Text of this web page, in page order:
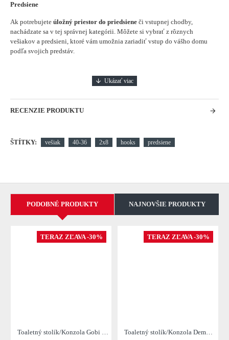
Predsiene
Ak potrebujete úložný priestor do priedsiene či vstupnej chodby,
nachádzate sa v tej správnej kategórii. Môžete si vybrať z rôznych
vešiakov a predsieni, ktoré vám umožnia zariadiť vstup do vášho domu
podľa svojich predstáv.
RECENZIE PRODUKTU
ŠTÍTKY: vešiak 40-36 2x8 hooks predsiene
PODOBNÉ PRODUKTY NAJNOVŠIE PRODUKTY
TERAZ ZĽAVA -30%
Toaletný stolík/Konzola Gobi 22-25 Mango drevo
TERAZ ZĽAVA -30%
Toaletný stolík/Konzola Demn 21-18 Acacia drevo